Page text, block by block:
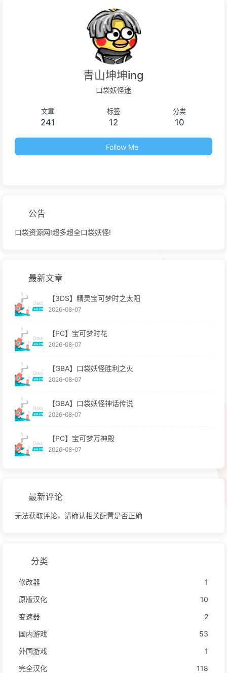
青山坤坤ing
口袋妖怪迷
文章
241
标签
12
分类
10
Follow Me
公告
口袋资源网!超多超全口袋妖怪!
最新文章
【3DS】精灵宝可梦时之太阳
2026-08-07
【PC】宝可梦时花
2026-08-07
【GBA】口袋妖怪胜利之火
2026-08-07
【GBA】口袋妖怪神话传说
2026-08-07
【PC】宝可梦万神殿
2026-08-07
最新评论
无法获取评论，请确认相关配置是否正确
分类
修改器
1
原版汉化
10
变速器
2
国内游戏
53
外国游戏
1
完全汉化
118